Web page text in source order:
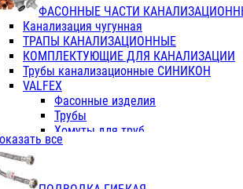
Фитинги с металл. серые
Фитинги ПП (серые)
Фитинги ПП белые
Краны
Фитинги ПП (белые)
Фитинги ПП с металлом белые
ПК КОНТУР
Краны полипропиленовые
Трубы полипропиленивые
TK
VALFEX
ФАСОННЫЕ ЧАСТИ
Канализация чугунная
ТРАПЫ КАНАЛИЗАЦИОННЫЕ
КОМПЛЕКТУЮЩИЕ ДЛЯ КАНАЛИЗАЦИИ
Трубы канализационные СИНИКОН
VALFEX
Фасонные изделия
Трубы
Хомуты для труб
ПВХ (стройполимер)
все